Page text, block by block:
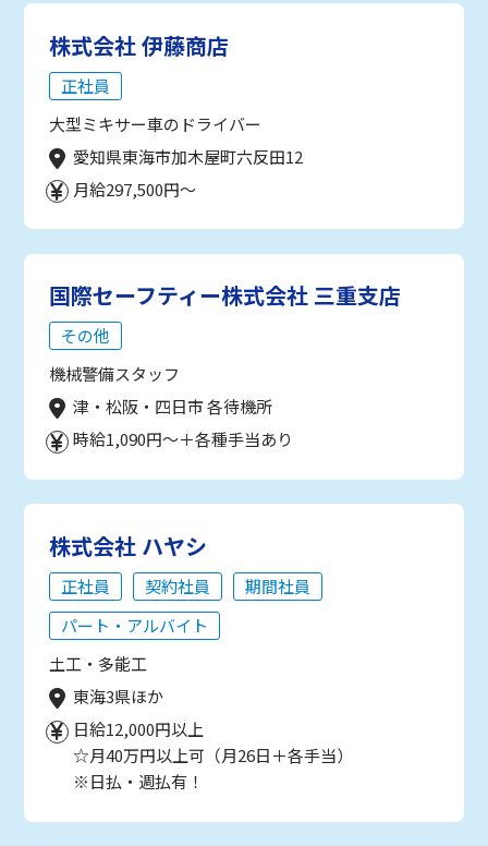
株式会社 伊藤商店
正社員
大型ミキサー車のドライバー
愛知県東海市加木屋町六反田12
月給297,500円～
国際セーフティー株式会社 三重支店
その他
機械警備スタッフ
津・松阪・四日市 各待機所
時給1,090円～＋各種手当あり
株式会社 ハヤシ
正社員 契約社員
期間社員
パート・アルバイト
土工・多能工
東海3県ほか
日給12,000円以上
☆月40万円以上可（月26日＋各手当）
※日払・週払有！